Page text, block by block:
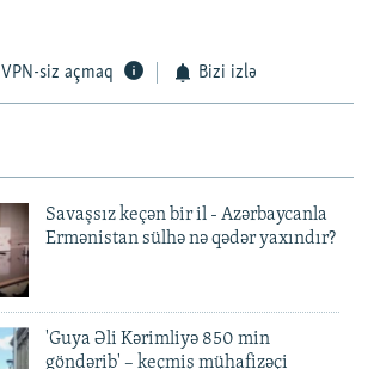
VPN-siz açmaq Bizi izlə
Savaşsız keçən bir il - Azərbaycanla
Ermənistan sülhə nə qədər yaxındır?
'Guya Əli Kərimliyə 850 min
göndərib' – keçmiş mühafizəçi